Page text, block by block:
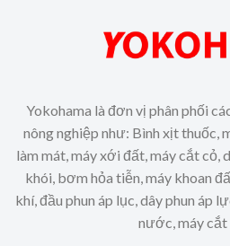
Yokohama là đơn vị phân phối
nông nghiệp như: Bình xịt thuốc,
làm mát, máy xới đất, máy cắt cỏ,
khói, bơm hỏa tiễn, máy khoan
khí, đầu phun áp lục, dây phun áp
nước, máy cắt